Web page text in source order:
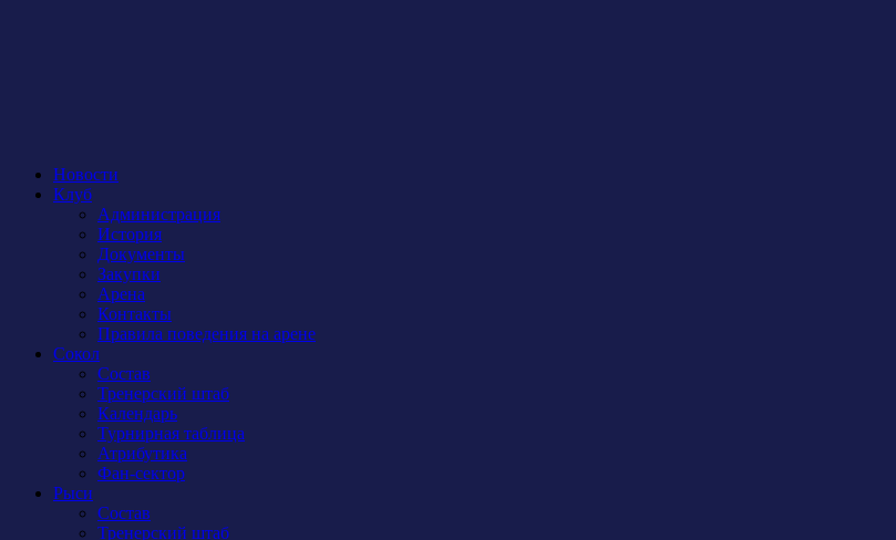
Новости
Клуб
Администрация
История
Документы
Закупки
Арена
Контакты
Правила поведения на арене
Сокол
Состав
Тренерский штаб
Календарь
Турнирная таблица
Атрибутика
Фан-сектор
Рыси
Состав
Тренерский штаб